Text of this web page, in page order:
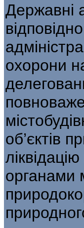
Державні
охорони
об’єктів
органами